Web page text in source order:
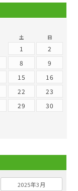
土 日
1
2
8
9
15
16
22
23
29
30
2025年3月